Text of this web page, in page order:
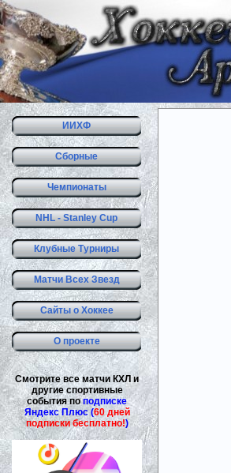
ИИХФ
Сборные
Чемпионаты
NHL - Stanley Cup
Клубные Турниры
Матчи Всех Звезд
Сайты о Хоккее
О проекте
Смотрите все матчи КХЛ и
другие спортивные
события поподписке
Яндекс Плюс (60 дней
подписки бесплатно!)